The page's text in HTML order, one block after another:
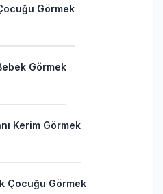
Görmek
Görmek
Kerim Görmek
Çocuğu Görmek